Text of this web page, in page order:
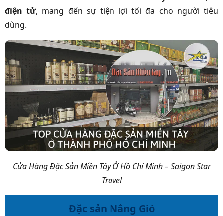
điện tử, mang đến sự tiện lợi tối đa cho người tiêu
dùng.
Cửa Hàng Đặc Sản Miền Tây Ở Hồ Chí Minh – Saigon Star
Travel
Đặc sản Nắng Gió